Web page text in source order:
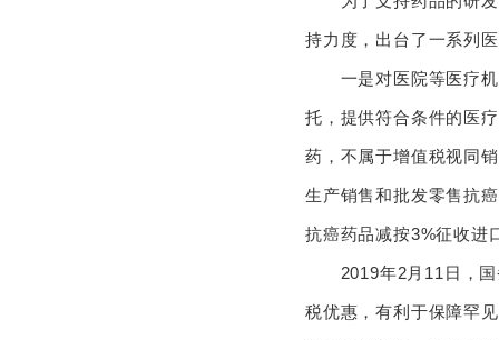
持力度，出台了一系
一是对医院等医疗机
托，提供符合条件的医
药，不属于增值税视同
生产销售和批发零售抗
抗癌药品减按3%征
2019年2月11日，国
税优惠，有利于保障罕